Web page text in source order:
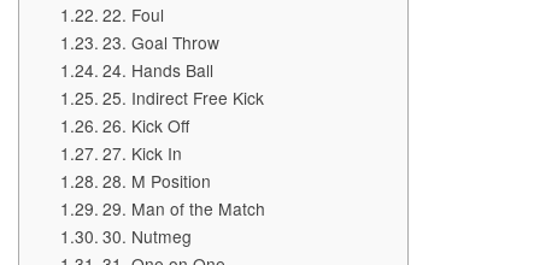
22. Foul
23. Goal Throw
24. Hands Ball
25. Indirect Free Kick
26. Kick Off
27. Kick In
28. M Position
29. Man of the Match
30. Nutmeg